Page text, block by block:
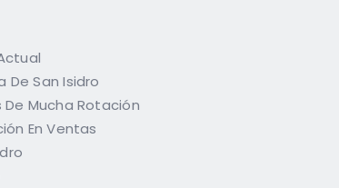
De San Isidro
Mucha Rotación
En Ventas